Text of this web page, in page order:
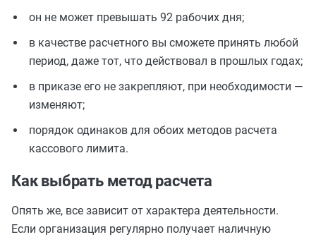
он не может превышать 92 рабочих дня;
в качестве расчетного вы сможете принять любой
период, даже тот, что действовал в прошлых годах;
в приказе его не закрепляют, при необходимости —
изменяют;
порядок одинаков для обоих методов расчета
кассового лимита.
Как выбрать метод расчета
Опять же, все зависит от характера деятельности.
Если организация регулярно получает наличную